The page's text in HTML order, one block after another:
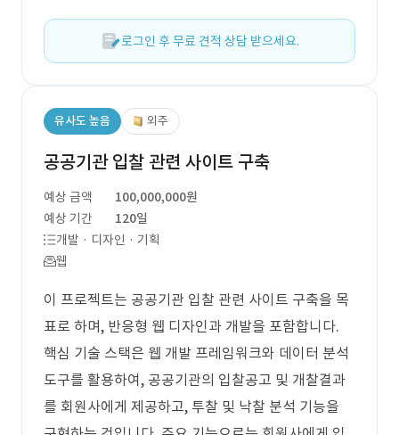
로그인 후 무료 견적 상담 받으세요.
유사도 높음 외주
공공기관 입찰 관련 사이트 구축
예상 금액
100,000,000원
예상 기간
120일
개발 · 디자인 · 기획
웹
이 프로젝트는 공공기관 입찰 관련 사이트 구축을 목
표로 하며, 반응형 웹 디자인과 개발을 포함합니다.
핵심 기술 스택은 웹 개발 프레임워크와 데이터 분석
도구를 활용하여, 공공기관의 입찰공고 및 개찰결과
를 회원사에게 제공하고, 투찰 및 낙찰 분석 기능을